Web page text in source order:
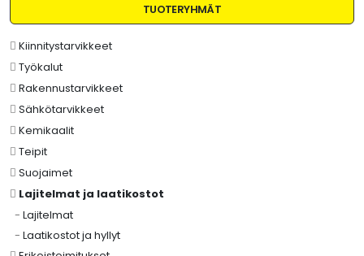
TUOTERYHMÄT
Kiinnitystarvikkeet
Työkalut
Rakennustarvikkeet
Sähkötarvikkeet
Kemikaalit
Teipit
Suojaimet
Lajitelmat ja laatikostot
- Lajitelmat
- Laatikostot ja hyllyt